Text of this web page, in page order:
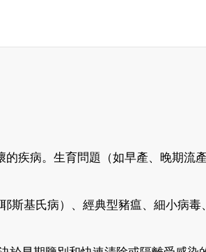
疾病。生育問題（如早產、晚期
斯基氏病）、經典型豬瘟、細小病